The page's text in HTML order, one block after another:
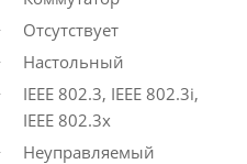
Отсутствует
Настольный
IEEE 802.3, IEEE 802.3i,
IEEE 802.3x
Неуправляемый